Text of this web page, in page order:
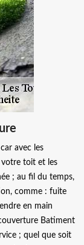
avec les
toit et les
; au fil du temps,
comme : fuite
en main
Batiment
; quel que soit